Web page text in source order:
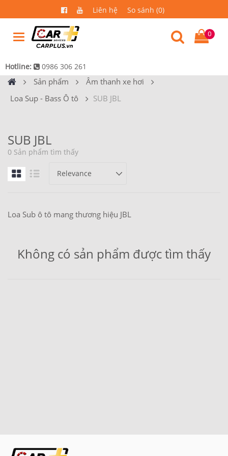
Liên hệ So sánh (0)
0
Hotline: 0986 306 261
Sản phẩm
Âm thanh xe hơi
Loa Sup - Bass Ô tô
SUB JBL
SUB JBL
0 Sản phẩm tìm thấy
Loa Sub ô tô mang thương hiệu JBL
Không có sản phẩm được tìm thấy